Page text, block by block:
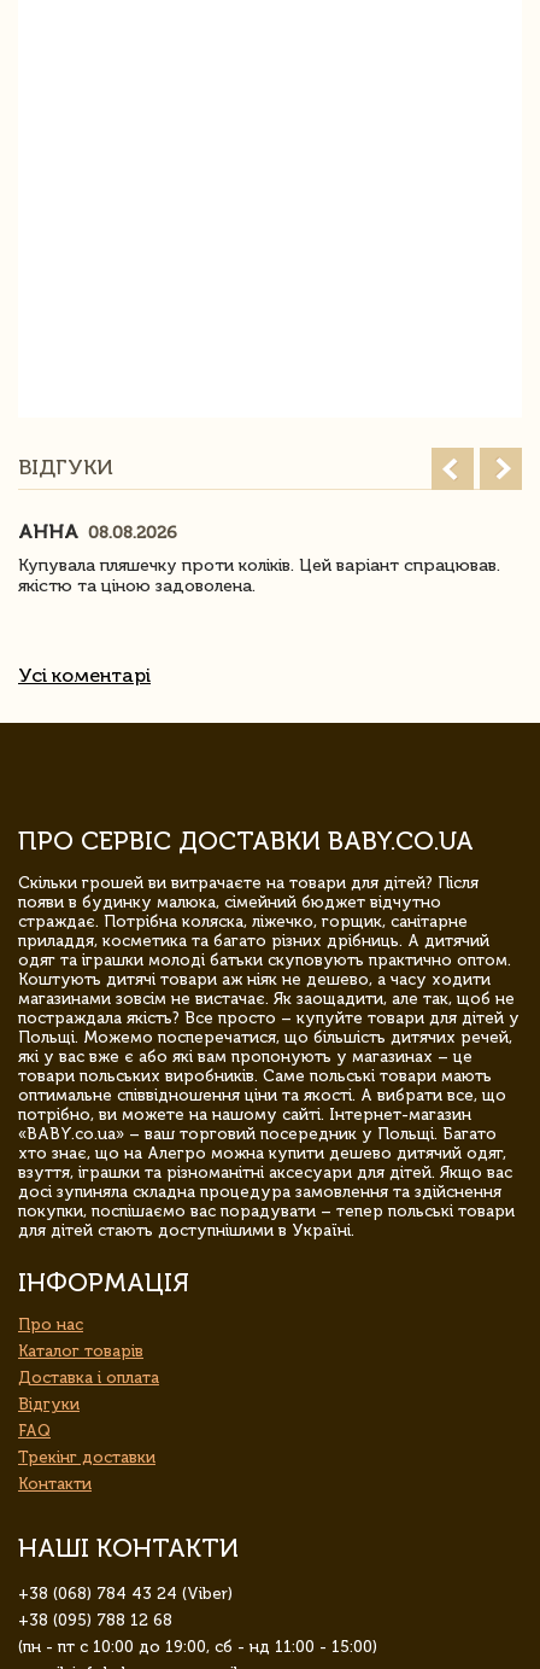
ВІДГУКИ
АННА 08.08.2026
Купувала пляшечку проти коліків. Цей варіант спрацював.
якістю та ціною задоволена.
Усі коментарі
ПРО СЕРВІС ДОСТАВКИ BABY.CO.UA
Скільки грошей ви витрачаєте на товари для дітей? Після
появи в будинку малюка, сімейний бюджет відчутно
страждає. Потрібна коляска, ліжечко, горщик, санітарне
приладдя, косметика та багато різних дрібниць. А дитячий
одяг та іграшки молоді батьки скуповують практично оптом.
Коштують дитячі товари аж ніяк не дешево, а часу ходити
магазинами зовсім не вистачає. Як заощадити, але так, щоб не
постраждала якість? Все просто – купуйте товари для дітей у
Польщі. Можемо посперечатися, що більшість дитячих речей,
які у вас вже є або які вам пропонують у магазинах – це
товари польських виробників. Саме польські товари мають
оптимальне співвідношення ціни та якості. А вибрати все, що
потрібно, ви можете на нашому сайті. Інтернет-магазин
«BABY.co.ua» – ваш торговий посередник у Польщі. Багато
хто знає, що на Алегро можна купити дешево дитячий одяг,
взуття, іграшки та різноманітні аксесуари для дітей. Якщо вас
досі зупиняла складна процедура замовлення та здійснення
покупки, поспішаємо вас порадувати – тепер польські товари
для дітей стають доступнішими в Україні.
ІНФОРМАЦІЯ
Про нас
Каталог товарів
Доставка і оплата
Відгуки
FAQ
Трекінг доставки
Контакти
НАШІ КОНТАКТИ
+38 (068) 784 43 24 (Viber)
+38 (095) 788 12 68
(пн - пт с 10:00 до 19:00, сб - нд 11:00 - 15:00)